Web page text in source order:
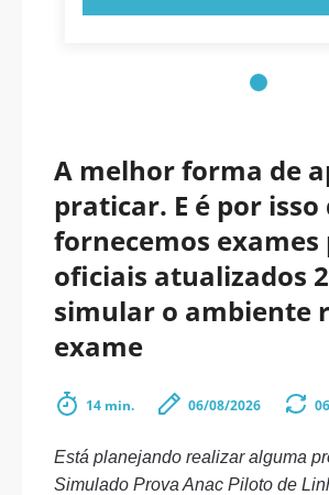
A melhor forma de
praticar. E é por isso
fornecemos exames
oficiais atualizados
simular o ambiente
exame
14 min. 06/08/2026
Está planejando realizar alguma
Simulado Prova Anac Piloto de